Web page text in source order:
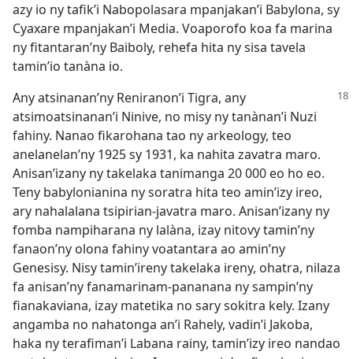
azy io ny tafik’i Nabopolasara mpanjakan’i Babylona, sy
Cyaxare mpanjakan’i Media. Voaporofo koa fa marina
ny fitantaran’ny Baiboly, rehefa hita ny sisa tavela
tamin’io tanàna io.
Any atsinanan’ny Reniranon’i Tigra, any
atsimoatsinanan’i Ninive, no misy ny tanànan’i Nuzi
fahiny. Nanao fikarohana tao ny arkeology, teo
anelanelan’ny 1925 sy 1931, ka nahita zavatra maro.
Anisan’izany ny takelaka tanimanga 20 000 eo ho eo.
Teny babylonianina ny soratra hita teo amin’izy ireo,
ary nahalalana tsipirian-javatra maro. Anisan’izany ny
fomba nampiharana ny lalàna, izay nitovy tamin’ny
fanaon’ny olona fahiny voatantara ao amin’ny
Genesisy. Nisy tamin’ireny takelaka ireny, ohatra, nilaza
fa anisan’ny fanamarinam-pananana ny sampin’ny
fianakaviana, izay matetika no sary sokitra kely. Izany
angamba no nahatonga an’i Rahely, vadin’i Jakoba,
haka ny terafiman’i Labana rainy, tamin’izy ireo nandao